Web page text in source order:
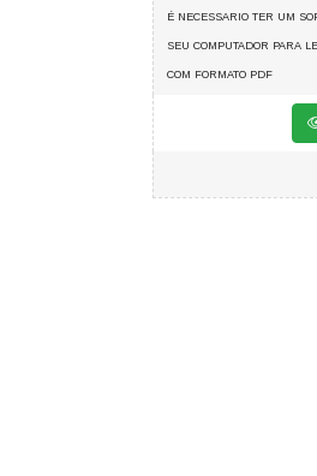
É NECESSARIO TER UM
SEU COMPUTADOR PARA
COM FORMATO PDF